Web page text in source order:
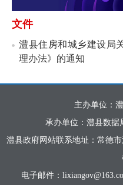
文件
澧县住房和城乡建设局
理办法》的通知
主办单位：
承办单位：澧县数据
澧县政府网站联系地址：常德
电子邮件：